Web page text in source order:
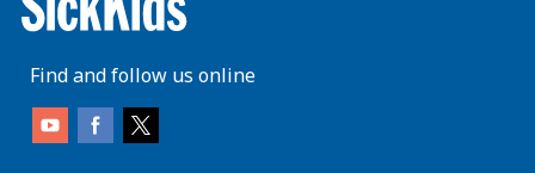
Find and follow us online